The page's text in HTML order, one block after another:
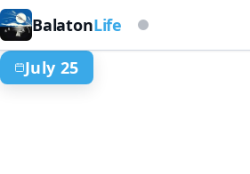
BalatonLife Viharjelző alapon
July 25